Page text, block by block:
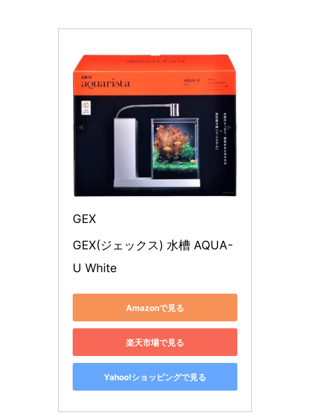
GEX
GEX(ジェックス) 水槽 AQUA-
U White
Amazonで見る
楽天市場で見る
Yahoo!ショッピングで見る